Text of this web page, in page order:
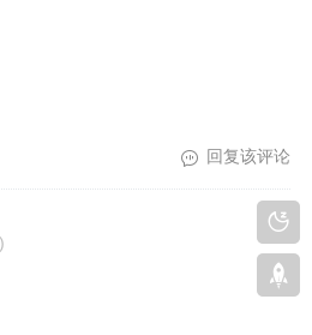
回复该评论